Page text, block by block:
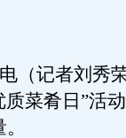
记者刘秀
菜肴日”活